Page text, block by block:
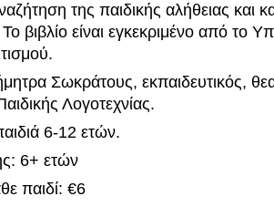
της παιδικής αλήθειας και
βιβλίο είναι εγκεκριμένο από το
Σωκράτους, εκπαιδευτικός,
Λογοτεχνίας.
6-12 ετών.
6+ ετών
παιδί: €6